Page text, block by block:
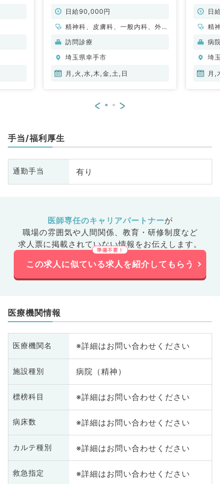
日給90,000円
精神科、皮膚科、一般内科、外科
系全般、一般外科
訪問診療
埼玉県幸手市
月,火,水,木,金,土,日
生、日
精
病
埼
月,
< >
手当/福利厚生
通勤手当 有り
医師専任のキャリアパートナーが
職場の雰囲気や人間関係、 教育・研修制度など
求人票に掲載されていない情報をお伝えします。
この求人に似ている求人を紹介してもらう
医療機関情報
医療機関名 ※詳細はお問い合わせください
施設種別 病院（精神）
標榜科目 ※詳細はお問い合わせください
病床数 ※詳細はお問い合わせください
カルテ種別 ※詳細はお問い合わせください
救急指定 ※詳細はお問い合わせください